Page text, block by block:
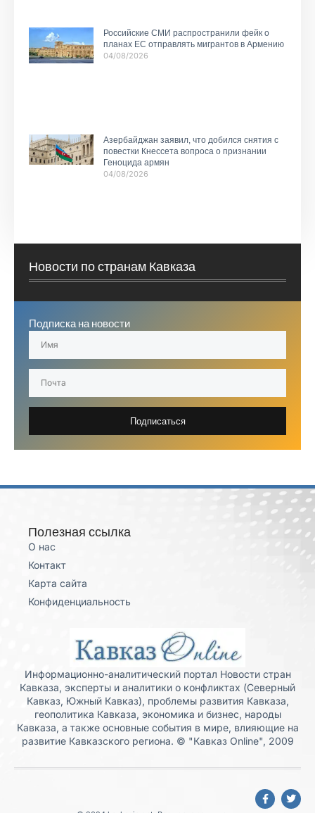
Российские СМИ распространили фейк о
планах ЕС отправлять мигрантов в Армению
04/08/2026
Азербайджан заявил, что добился снятия с
повестки Кнессета вопроса о признании
Геноцида армян
04/08/2026
Новости по странам Кавказа
Подписка на новости
Подписаться
Полезная ссылка
О нас
Контакт
Карта сайта
Конфиденциальность
Информационно-аналитический портал Новости стран
Кавказа, эксперты и аналитики о конфликтах (Северный
Кавказ, Южный Кавказ), проблемы развития Кавказа,
геополитика Кавказа, экономика и бизнес, народы
Кавказа, а также основные события в мире, влияющие на
развитие Кавказского региона. © "Кавказ Online", 2009